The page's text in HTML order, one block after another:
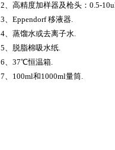
2、高精度加样器及枪头：0.5-
3、Eppendorf 移液器.
4、蒸馏水或去离子水.
5、脱脂棉吸水纸.
6、37℃恒温箱.
7、100ml和1000ml量筒.